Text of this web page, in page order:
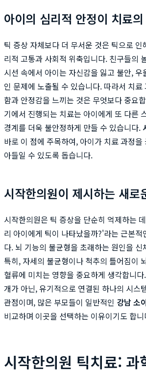
아이의 심리적 안정이 치료
틱 증상 자체보다 더 무서운 것은 틱으로 인
리적 고통과 사회적 위축입니다. 친구들의
시선 속에서 아이는 자신감을 잃고 불안, 우
인 문제에 노출될 수 있습니다. 따라서 치
함과 안정감을 느끼는 것은 무엇보다 중요
기에서 진행되는 치료는 아이에게 또 다른
경계를 더욱 불안정하게 만들 수 있습니다.
바로 이 점에 주목하여, 아이가 치료 과정
아들일 수 있도록 돕습니다.
시작한의원이 제시하는 새로
시작한의원은 틱 증상을 단순히 억제하는
리 아이에게 틱이 나타났을까?'라는 근본적
다. 뇌 기능의 불균형을 초래하는 원인을
특히, 자세의 불균형이나 척추의 틀어짐이
혈류에 미치는 영향을 중요하게 생각합니
개가 아닌, 유기적으로 연결된 하나의 시스
관점이며, 많은 부모들이 일반적인 강남 소
비교하며 이곳을 선택하는 이유이기도 합
시작한의원 틱치료: 과